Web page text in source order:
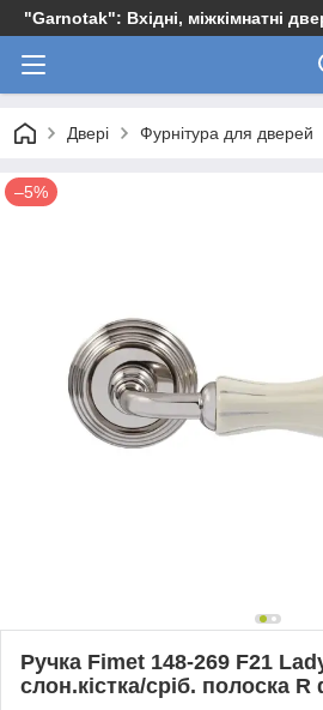
"Garnotak": Вхідні, міжкімнатні
Двері Фурнітура для дверей
–5%
Ручка Fimet 148-269 F21
слон.кістка/сріб. полоска R